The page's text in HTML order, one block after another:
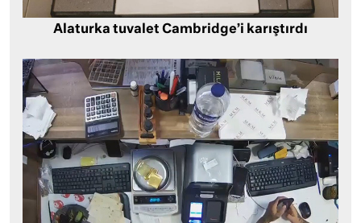
Alaturka tuvalet Cambridge’i karıştırdı